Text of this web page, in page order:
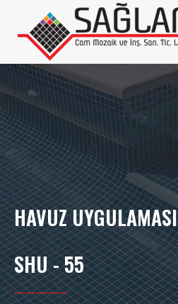
HAVUZ UYGULAMASI
SHU - 55